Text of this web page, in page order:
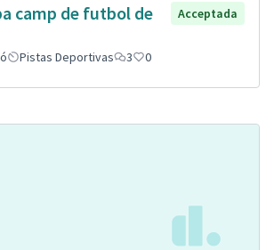
camp de futbol de
Acceptada
Pistas Deportivas 3 0